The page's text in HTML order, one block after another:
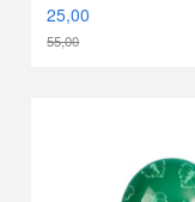
25,00
55,00